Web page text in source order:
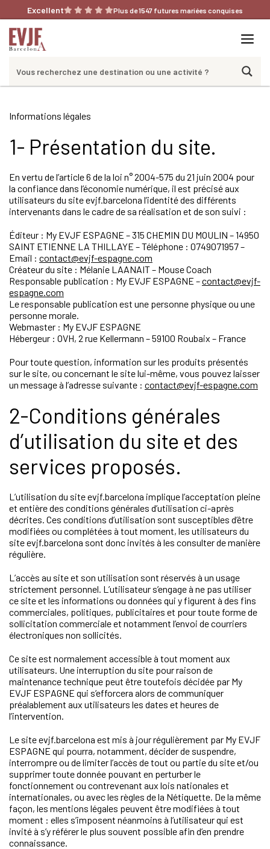
au
contenu
Excellent Plus de 1547 futures mariées conquises
Informations légales
1- Présentation du site.
En vertu de l’article 6 de la loi n° 2004-575 du 21 juin 2004 pour
la confiance dans l’économie numérique, il est précisé aux
utilisateurs du site evjf.barcelona l’identité des différents
intervenants dans le cadre de sa réalisation et de son suivi :
Éditeur : My EVJF ESPAGNE – 315 CHEMIN DU MOULIN – 14950
SAINT ETIENNE LA THILLAYE – Téléphone : 0749071957 –
Email : contact@evjf-espagne.com
Créateur du site : Mélanie LAANAIT – Mouse Coach
Responsable publication : My EVJF ESPAGNE –contact@evjf-
espagne.com
Le responsable publication est une personne physique ou une
personne morale.
Webmaster : My EVJF ESPAGNE
Hébergeur : OVH, 2 rue Kellermann – 59100 Roubaix – France
Pour toute question, information sur les produits présentés
sur le site, ou concernant le site lui-même, vous pouvez laisser
un message à l’adresse suivante : contact@evjf-espagne.com
2-Conditions générales
d’utilisation du site et des
services proposés.
L’utilisation du site evjf.barcelona implique l’acceptation pleine
et entière des conditions générales d’utilisation ci-après
décrites. Ces conditions d’utilisation sont susceptibles d’être
modifiées ou complétées à tout moment, les utilisateurs du
site evjf.barcelona sont donc invités à les consulter de manière
régulière.
L’accès au site et son utilisation sont réservés à un usage
strictement personnel. L’utilisateur s’engage à ne pas utiliser
ce site et les informations ou données qui y figurent à des fins
commerciales, politiques, publicitaires et pour toute forme de
sollicitation commerciale et notamment l’envoi de courriers
électroniques non sollicités.
Ce site est normalement accessible à tout moment aux
utilisateurs. Une interruption du site pour raison de
maintenance technique peut être toutefois décidée par My
EVJF ESPAGNE qui s’efforcera alors de communiquer
préalablement aux utilisateurs les dates et heures de
l’intervention.
Le site evjf.barcelona est mis à jour régulièrement par My EVJF
ESPAGNE qui pourra, notamment, décider de suspendre,
interrompre ou de limiter l’accès de tout ou partie du site et/ou
supprimer toute donnée pouvant en perturber le
fonctionnement ou contrevenant aux lois nationales et
internationales, ou avec les règles de la Nétiquette. De la même
façon, les mentions légales peuvent être modifiées à tout
moment : elles s’imposent néanmoins à l’utilisateur qui est
invité à s’y référer le plus souvent possible afin d’en prendre
connaissance.